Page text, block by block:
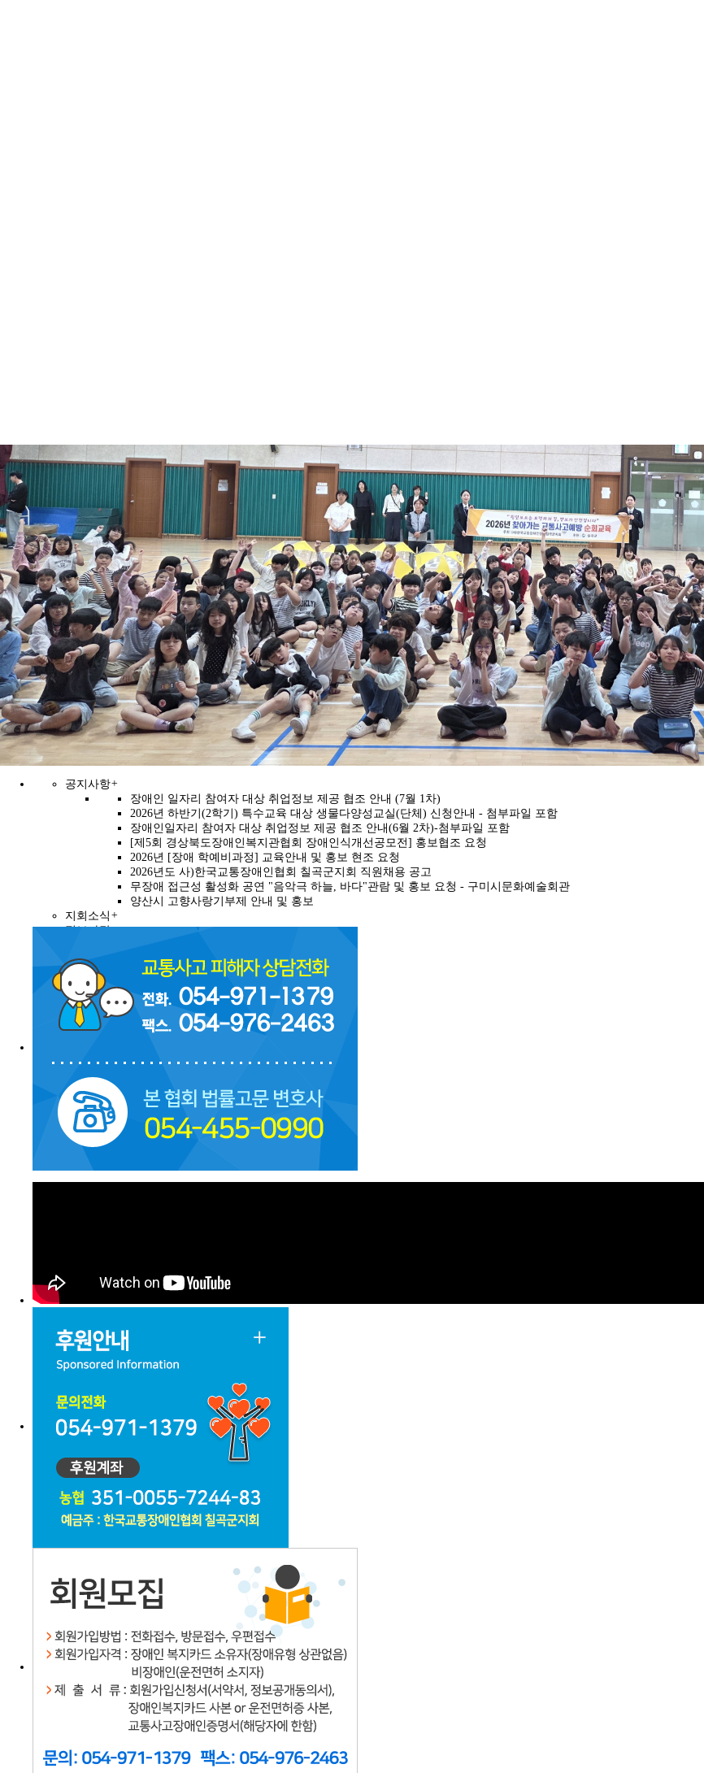
공지사항+
장애인 일자리 참여자 대상 취업정보 제공 협조 안내 (7월 1차)
2026년 하반기(2학기) 특수교육 대상 생물다양성교실(단체) 신청안내 - 첨부파일 포함
장애인일자리 참여자 대상 취업정보 제공 협조 안내(6월 2차)-첨부파일 포함
[제5회 경상북도장애인복지관협회 장애인식개선공모전] 홍보협조 요청
2026년 [장애 학예비과정] 교육안내 및 홍보 현조 요청
2026년도 사)한국교통장애인협회 칠곡군지회 직원채용 공고
무장애 접근성 활성화 공연 "음악극 하늘, 바다"관람 및 홍보 요청 - 구미시문화예술회관
양산시 고향사랑기부제 안내 및 홍보
지회소식 +
정보마당+